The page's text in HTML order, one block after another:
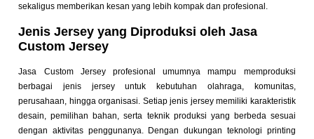
sekaligus memberikan kesan yang lebih kompak dan profesional.
Jenis Jersey yang Diproduksi oleh Jasa
Custom Jersey
Jasa Custom Jersey profesional umumnya mampu memproduksi
berbagai jenis jersey untuk kebutuhan olahraga, komunitas,
perusahaan, hingga organisasi. Setiap jenis jersey memiliki karakteristik
desain, pemilihan bahan, serta teknik produksi yang berbeda sesuai
dengan aktivitas penggunanya. Dengan dukungan teknologi printing